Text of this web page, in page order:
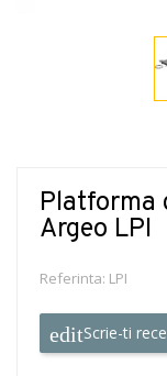
Platforma
Argeo LPI
Referinta: LPI
Scrie-ti